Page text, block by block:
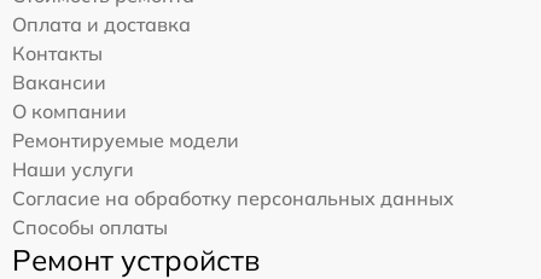
Оплата и доставка
Контакты
Вакансии
О компании
Ремонтируемые модели
Наши услуги
Согласие на обработку персональных данных
Способы оплаты
Ремонт устройств